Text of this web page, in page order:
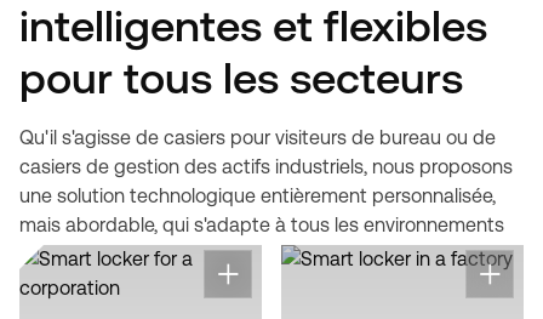
intelligentes et flexibles
pour tous les secteurs
Qu'il s'agisse de casiers pour visiteurs de bureau ou de
casiers de gestion des actifs industriels, nous proposons
une solution technologique entièrement personnalisée,
mais abordable, qui s'adapte à tous les environnements